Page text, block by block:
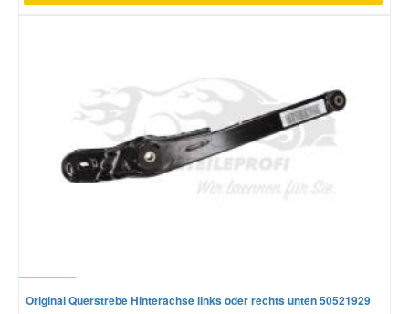
Original Querstrebe Hinterachse links oder rechts unten 50521929